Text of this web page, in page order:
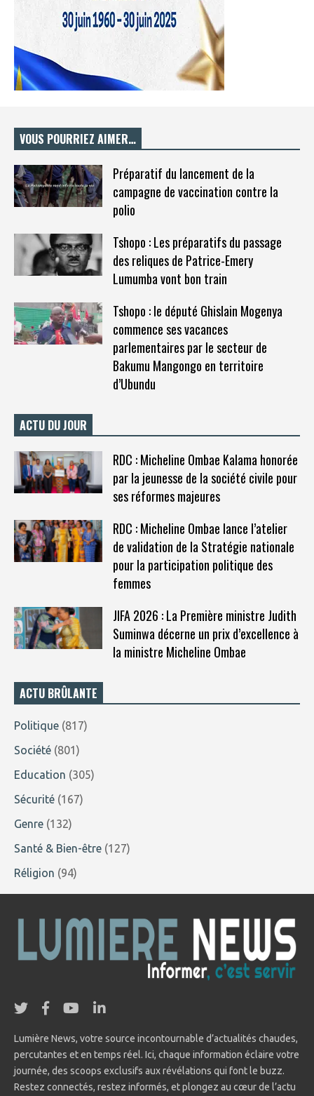
VOUS POURRIEZ AIMER…
Préparatif du lancement de la
campagne de vaccination contre la
polio
Tshopo : Les préparatifs du passage
des reliques de Patrice-Emery
Lumumba vont bon train
Tshopo : le député Ghislain Mogenya
commence ses vacances
parlementaires par le secteur de
Bakumu Mangongo en territoire
d’Ubundu
ACTU DU JOUR
RDC : Micheline Ombae Kalama honorée
par la jeunesse de la société civile pour
ses réformes majeures
RDC : Micheline Ombae lance l’atelier
de validation de la Stratégie nationale
pour la participation politique des
femmes
JIFA 2026 : La Première ministre Judith
Suminwa décerne un prix d’excellence à
la ministre Micheline Ombae
ACTU BRÛLANTE
Politique (817)
Société (801)
Education (305)
Sécurité (167)
Genre (132)
Santé & Bien-être (127)
Réligion (94)
Lumière News, votre source incontournable d’actualités chaudes,
percutantes et en temps réel. Ici, chaque information éclaire votre
journée, des scoops exclusifs aux révélations qui font le buzz.
Restez connectés, restez informés, et plongez au cœur de l’actu